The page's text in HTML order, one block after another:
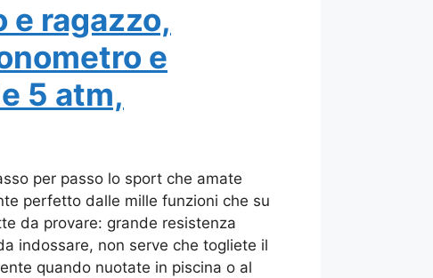
e ragazzo,
e
5 atm,
per passo lo sport che amate
perfetto dalle mille funzioni che su
da provare: grande resistenza
indossare, non serve che togliete il
quando nuotate in piscina o al